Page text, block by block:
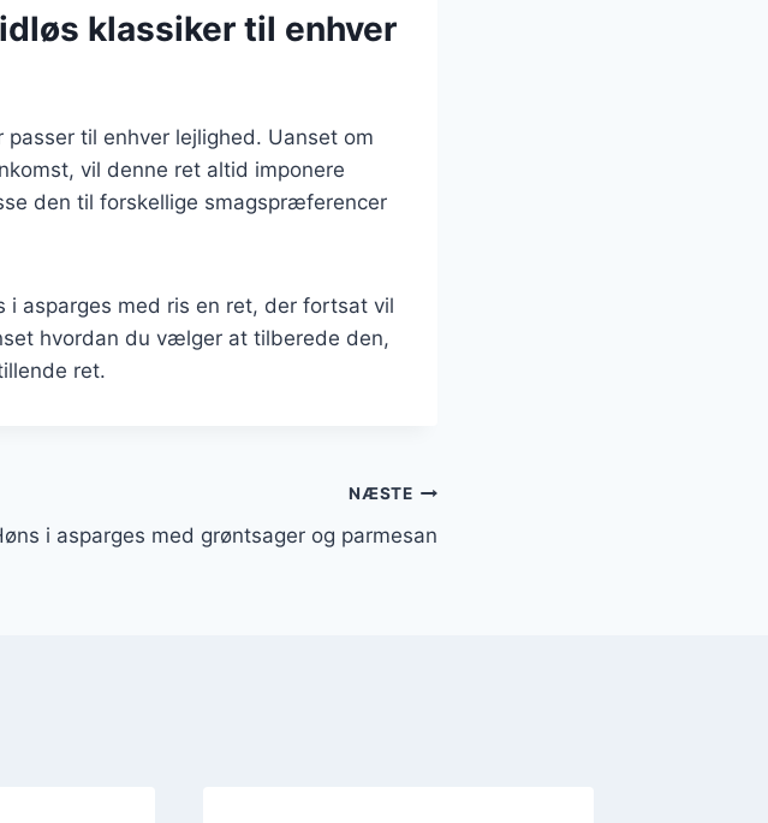
klassiker til enhver
til enhver lejlighed. Uanset om
vil denne ret altid imponere
den til forskellige smagspræferencer
i asparges med ris en ret, der fortsat vil
hvordan du vælger at tilberede den,
ret.
NÆSTE
i asparges med grøntsager og parmesan